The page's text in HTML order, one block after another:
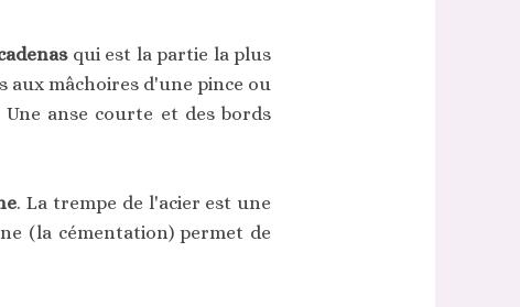
qui est la partie la plus
aux mâchoires d'une pince ou
anse courte et des bords
. La trempe de l'acier est une
(la cémentation) permet de